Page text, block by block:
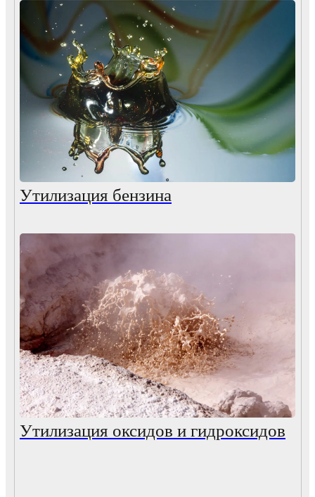
Утилизация бензина
Утилизация оксидов и гидроксидов